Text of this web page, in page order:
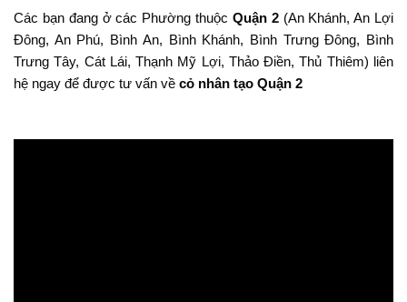
Các bạn đang ở các Phường thuộc Quận 2(An Khánh, An Lợi
Đông, An Phú, Bình An, Bình Khánh, Bình Trưng Đông, Bình
Trưng Tây, Cát Lái, Thạnh Mỹ Lợi, Thảo Điền, Thủ Thiêm) liên
hệ ngay để được tư vấn về cỏ nhân tạo Quận 2